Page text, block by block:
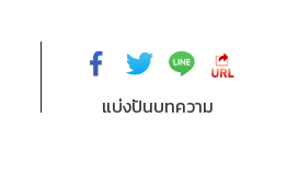
แบ่งปันบทความ